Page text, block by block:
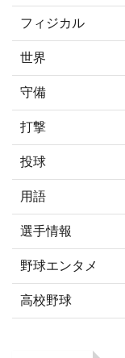
フィジカル
世界
守備
打撃
投球
用語
選手情報
野球エンタメ
高校野球